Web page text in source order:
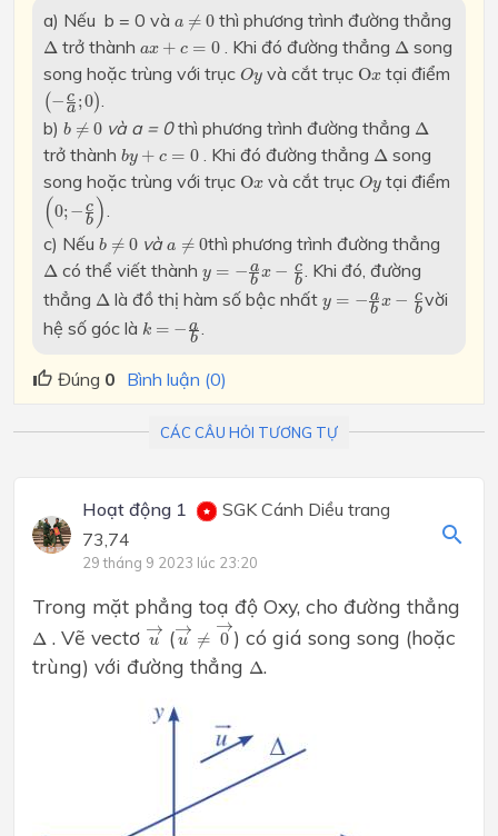
a) Nếu b = 0 và a ≠ 0
0 thì phương trình đường thẳng
Δ
Δ trở thành ax + c = 0
ax + = . Khi đó đường thẳng Δ
Δ song
song hoặc trùng với trục Oy
Oy và cắt trục Ox
O tại điểm
(− c
a ;0)
(− ca 0)
b) b ≠ 0
b 0 và a = 0thì phương trình đường thẳng Δ
Δ
trở thành by + c = 0
by + = . Khi đó đường thẳng Δ
Δ song
song hoặc trùng với trục Ox
O và cắt trục Oy
Oy tại điểm
(0;− c
b )
(0;−c b )
c) Nếu b ≠ 0
b 0 vàa ≠ 0
0 thì phương trình đường thẳng
Δ
Δ có thể viết thành y = − a
b x − c
b
bx
. Khi đó, đường
thẳng Δ
Δlà đồ thị hàm số bậc nhất y = − a
b x − c
b
bx
vời
hệ số góc là k = − a
b
k b .
Đúng 0 Bình luận (0)
CÁC CÂU HỎI TƯƠNG TỰ
Hoạt động 1
SGK Cánh Diều trang
73,74
29 tháng 9 2023 lúc 23:20
Trong mặt phẳng toạ độ Oxy, cho đường thẳng
Δ
Δ . Vẽ vectơ →
u
u→ (→
u ≠
→
0
u→ 0→
) có giá song song (hoặc
trùng) với đường thẳng Δ
Δ.